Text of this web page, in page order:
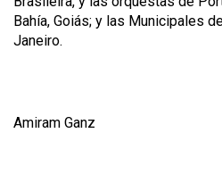
Bahía, Goiás; y las Municipales
Janeiro.
Amiram Ganz